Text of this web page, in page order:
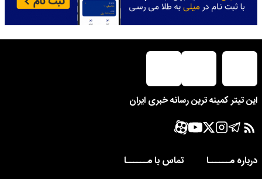
این تیتر کمینه ترین رسانه خبری ایران
درباره مــــــا
تماس با مــــــا